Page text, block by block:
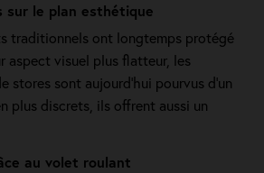
sur le plan esthétique
traditionnels ont longtemps protégé
aspect visuel plus flatteur, les
stores sont aujourd'hui pourvus d'un
plus discrets, ils offrent aussi un
au volet roulant